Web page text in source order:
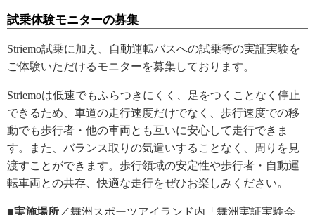
試乗体験モニターの募集
Striemo試乗に加え、自動運転バスへの試乗等の実証実験を
ご体験いただけるモニターを募集しております。
Striemoは低速でもふらつきにくく、足をつくことなく停止
できるため、車道の走行速度だけでなく、歩行速度での移
動でも歩行者・他の車両とも互いに安心して走行できま
す。また、バランス取りの気遣いすることなく、周りを見
渡すことができます。歩行領域の安定性や歩行者・自動運
転車両との共存、快適な走行をぜひお楽しみください。
■実施場所 ／舞洲スポーツアイランド内「舞洲実証実験会